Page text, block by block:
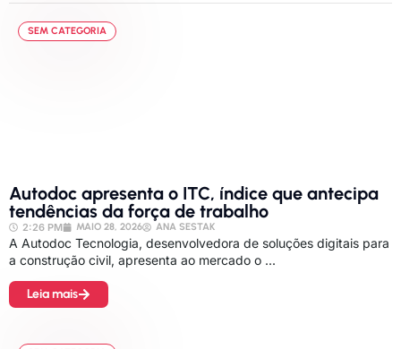
SEM CATEGORIA
Autodoc apresenta o ITC, índice que antecipa
tendências da força de trabalho
2:26 PM MAIO 28, 2026 ANA SESTAK
A Autodoc Tecnologia, desenvolvedora de soluções digitais para
a construção civil, apresenta ao mercado o ...
Leia mais